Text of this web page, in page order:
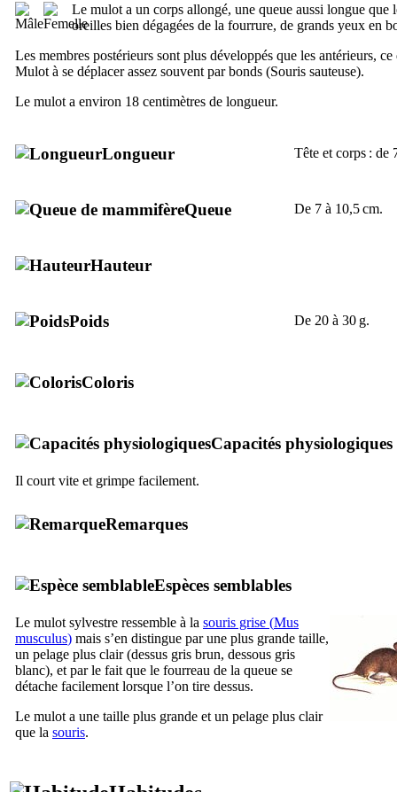
Le mulot a un corps allongé, une queue aussi longue que
oreilles bien dégagées de la fourrure, de grands yeux en
Les membres postérieurs sont plus développés que les antérieurs,
Mulot à se déplacer assez souvent par bonds (Souris sauteuse).
Le mulot a environ 18 centimètres de longueur.
Longueur Tête et corps : de
Queue De 7 à 10,5 cm.
Hauteur
Poids De 20 à 30 g.
Coloris
Capacités physiologiques
Il court vite et grimpe facilement.
Remarques
Espèces semblables
Le mulot sylvestre ressemble à la souris grise (Mus
musculus) mais s’en distingue par une plus grande taille,
un pelage plus clair (dessus gris brun, dessous gris
blanc), et par le fait que le fourreau de la queue se
détache facilement lorsque l’on tire dessus.
Le mulot a une taille plus grande et un pelage plus clair
que la souris.